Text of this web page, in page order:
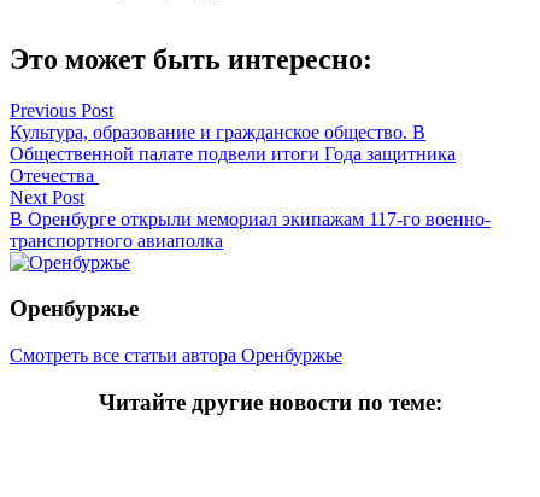
Это может быть интересно:
Навигация
по
записям
Previous Post
Культура, образование и гражданское общество. В
Общественной палате подвели итоги Года защитника
Отечества
Next Post
В Оренбурге открыли мемориал экипажам 117-го военно-
транспортного авиаполка
Оренбуржье
Смотреть все статьи автора Оренбуржье
Читайте другие новости по теме: